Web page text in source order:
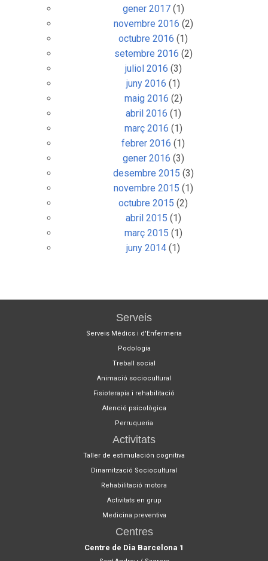
gener 2017(1)
novembre 2016 (2)
octubre 2016 (1)
setembre 2016 (2)
juliol 2016 (3)
juny 2016 (1)
maig 2016 (2)
abril 2016 (1)
març 2016 (1)
febrer 2016 (1)
gener 2016 (3)
desembre 2015 (3)
novembre 2015 (1)
octubre 2015 (2)
abril 2015 (1)
març 2015 (1)
juny 2014 (1)
Serveis
Serveis Mèdics i d'Enfermeria
Podologia
Treball social
Animació sociocultural
Fisioterapia i rehabilitació
Atenció psicològica
Perruqueria
Activitats
Taller de estimulación cognitiva
Dinamització Sociocultural
Rehabilitació motora
Activitats en grup
Medicina preventiva
Centres
Centre de Dia Barcelona 1